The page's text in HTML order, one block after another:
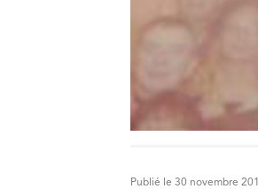
Publié le 30 novembre